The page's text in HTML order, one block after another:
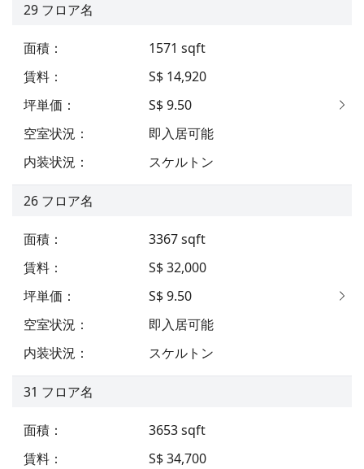
29 フロア名
面積 ： 1571 sqft
賃料 ：
S$ 14,920
坪単価 ：
S$ 9.50
空室状況 ：
即入居可能
内装状況 ： スケルトン
26 フロア名
面積 ： 3367sqft
賃料 ：
S$ 32,000
坪単価 ：
S$ 9.50
空室状況 ：
即入居可能
内装状況 ： スケルトン
31 フロア名
面積 ： 3653sqft
賃料 ：
S$ 34,700